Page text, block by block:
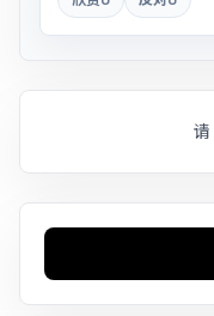
请